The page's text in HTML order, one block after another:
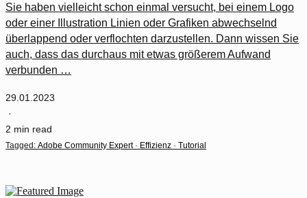
Sie haben vielleicht schon einmal versucht, bei einem Logo
oder einer Illustration Linien oder Grafiken abwechselnd
überlappend oder verflochten darzustellen. Dann wissen Sie
auch, dass das durchaus mit etwas größerem Aufwand
verbunden …
29.01.2023
·
2 min read
Tagged: Adobe Community Expert· Effizienz · Tutorial